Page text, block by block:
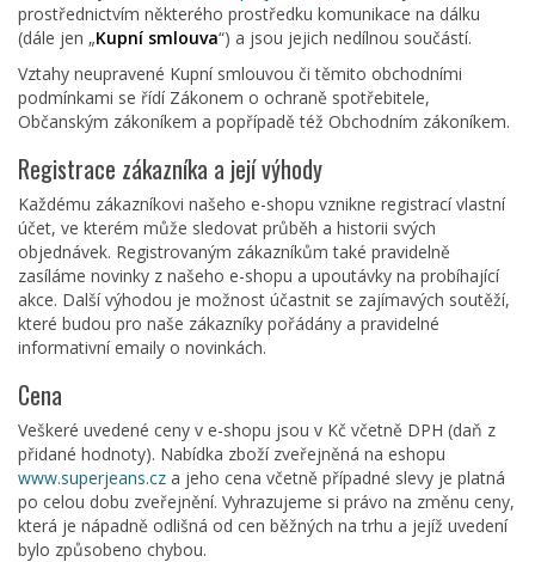
prostřednictvím některého prostředku komunikace na dálku
(dále jen „Kupní smlouva“) a jsou jejich nedílnou součástí.
Vztahy neupravené Kupní smlouvou či těmito obchodními
podmínkami se řídí Zákonem o ochraně spotřebitele,
Občanským zákoníkem a popřípadě též Obchodním zákoníkem.
Registrace zákazníka a její výhody
Každému zákazníkovi našeho e-shopu vznikne registrací vlastní
účet, ve kterém může sledovat průběh a historii svých
objednávek. Registrovaným zákazníkům také pravidelně
zasíláme novinky z našeho e-shopu a upoutávky na probíhající
akce. Další výhodou je možnost účastnit se zajímavých soutěží,
které budou pro naše zákazníky pořádány a pravidelné
informativní emaily o novinkách.
Cena
Veškeré uvedené ceny v e-shopu jsou v Kč včetně DPH (daň z
přidané hodnoty). Nabídka zboží zveřejněná na eshopu
www.superjeans.cz a jeho cena včetně případné slevy je platná
po celou dobu zveřejnění. Vyhrazujeme si právo na změnu ceny,
která je nápadně odlišná od cen běžných na trhu a jejíž uvedení
bylo způsobeno chybou.